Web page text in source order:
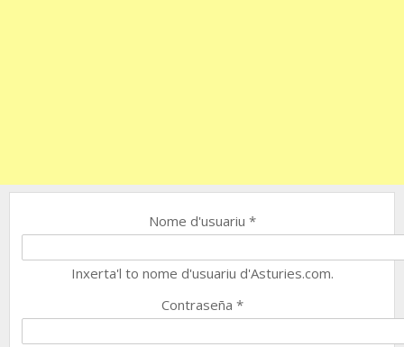
Nome d'usuariu *
Inxerta'l to nome d'usuariu d'Asturies.com.
Contraseña *